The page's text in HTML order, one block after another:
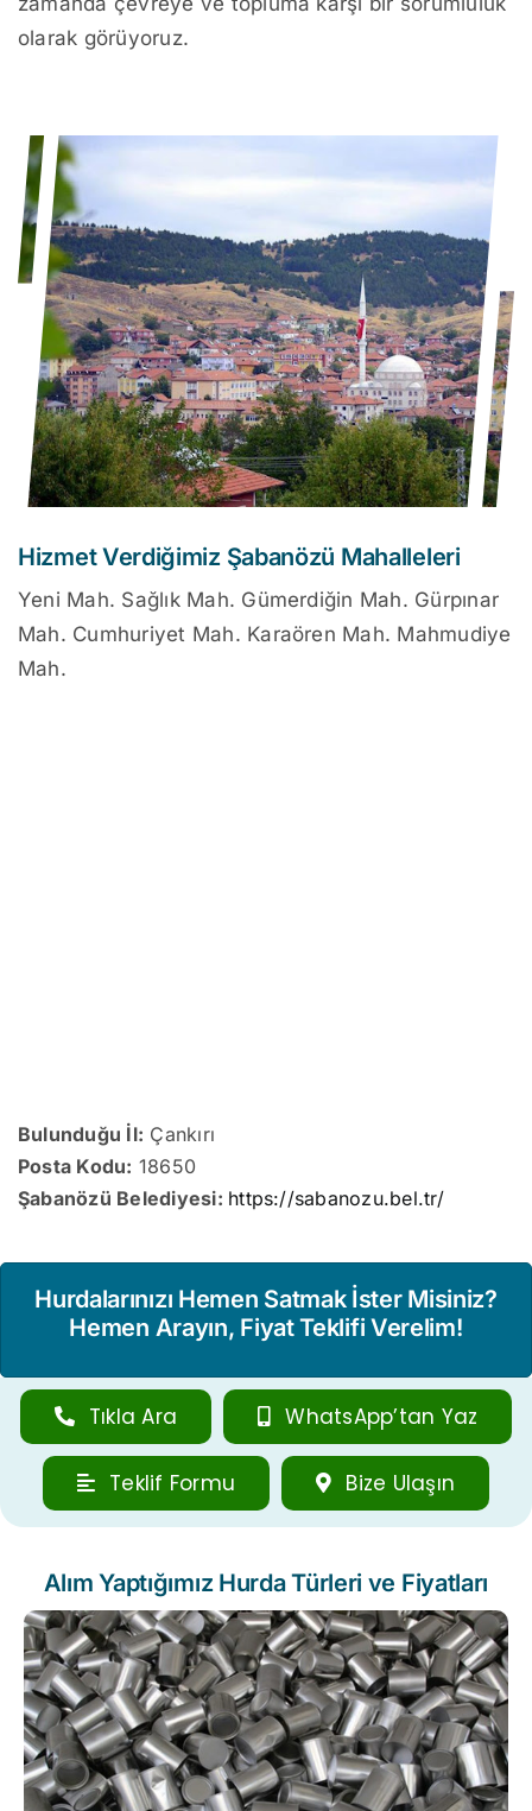
olarak görüyoruz.
Hizmet Verdiğimiz Şabanözü Mahalleleri
Yeni Mah. Sağlık Mah. Gümerdiğin Mah. Gürpınar
Mah. Cumhuriyet Mah. Karaören Mah. Mahmudiye
Mah.
Bulunduğu İl: Çankırı
Posta Kodu: 18650
Şabanözü Belediyesi: https://sabanozu.bel.tr/
Hurdalarınızı Hemen Satmak İster Misiniz?
Hemen Arayın, Fiyat Teklifi Verelim!
Tıkla Ara WhatsApp’tan Yaz
Teklif Formu Bize Ulaşın
Alım Yaptığımız Hurda Türleri ve Fiyatları